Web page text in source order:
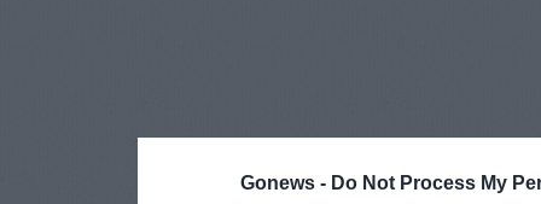
Gonews - Do Not Process My